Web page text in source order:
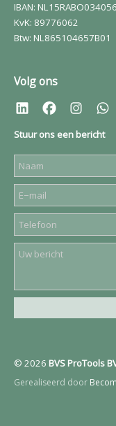
IBAN:
KvK: 89776062
Btw: NL865104657B01
Volg ons
Stuur ons een bericht
© 2026 BVS ProTools
Gerealiseerd door